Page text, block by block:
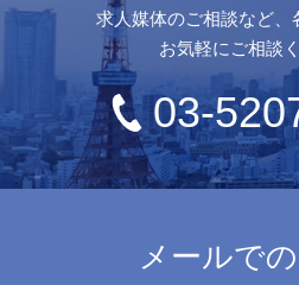
求人媒体のご相談など、
お気軽にご相談
03-
メールで